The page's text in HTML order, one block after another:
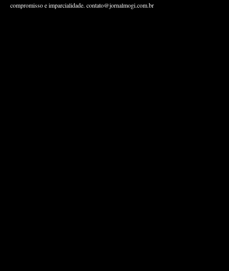
compromisso e imparcialidade. contato@jornalmogi.com.br